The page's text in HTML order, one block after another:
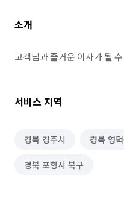
소개
고객님과 즐거운 이사가 될
서비스 지역
경북 경주시 경북 영
경북 포항시 북구